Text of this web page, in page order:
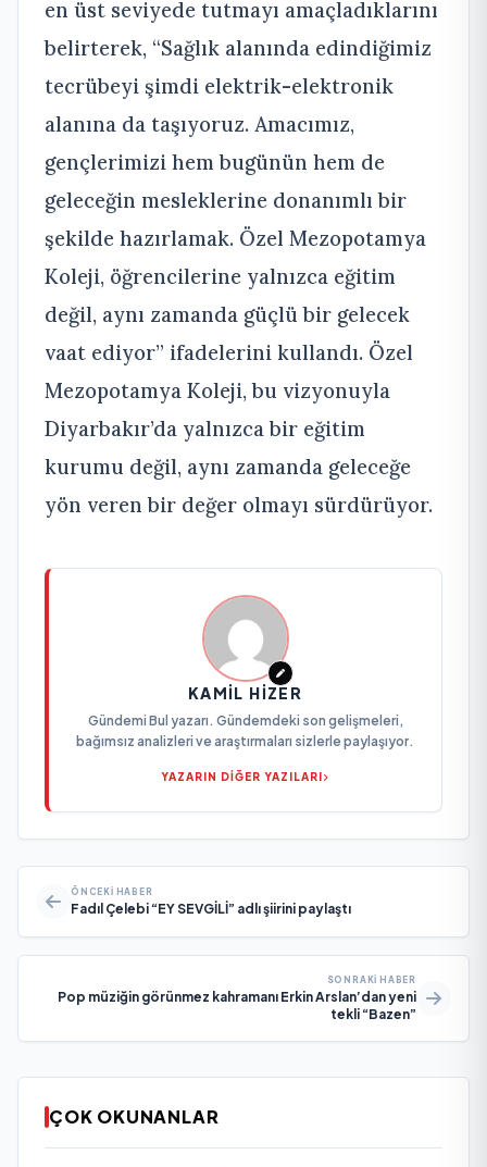
en üst seviyede tutmayı amaçladıklarını
belirterek, “Sağlık alanında edindiğimiz
tecrübeyi şimdi elektrik-elektronik
alanına da taşıyoruz. Amacımız,
gençlerimizi hem bugünün hem de
geleceğin mesleklerine donanımlı bir
şekilde hazırlamak. Özel Mezopotamya
Koleji, öğrencilerine yalnızca eğitim
değil, aynı zamanda güçlü bir gelecek
vaat ediyor” ifadelerini kullandı. Özel
Mezopotamya Koleji, bu vizyonuyla
Diyarbakır’da yalnızca bir eğitim
kurumu değil, aynı zamanda geleceğe
yön veren bir değer olmayı sürdürüyor.
KAMIL HIZER
Gündemi Bul yazarı. Gündemdeki son gelişmeleri,
bağımsız analizleri ve araştırmaları sizlerle paylaşıyor.
YAZARIN DİĞER YAZILARI
ÖNCEKI HABER
Fadıl Çelebi “EY SEVGİLİ” adlı şiirini paylaştı
SONRAKI HABER
Pop müziğin görünmez kahramanı Erkin Arslan’dan yeni
tekli “Bazen”
ÇOK OKUNANLAR